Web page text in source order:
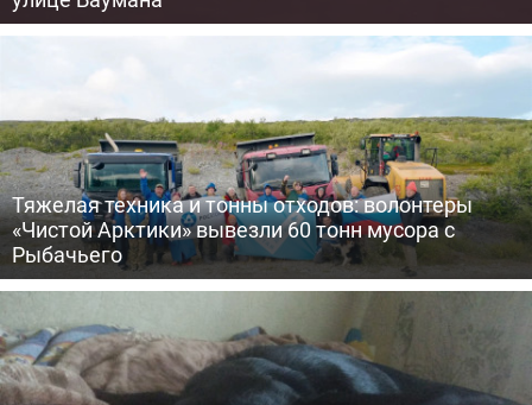
Тяжелая техника и тонны отходов: волонтеры
«Чистой Арктики» вывезли 60 тонн мусора с
Рыбачьего